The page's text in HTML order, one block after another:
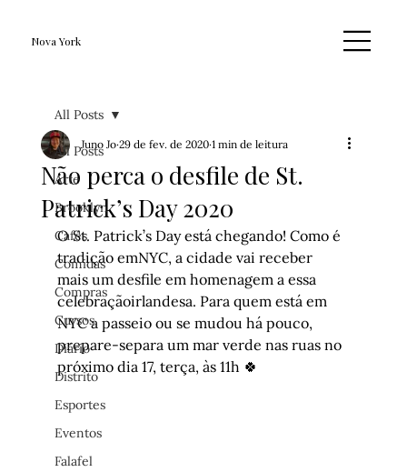
Nova York
All Posts
Arte
Brooklyn
Cafés
Comidas
Compras
Cursos
Diário
Distrito
Esportes
Eventos
Falafel
All Posts
Não perca o desfile de St.
Patrick’s Day 2020
Juno Jo 29 de fev. de 2020 1 min de leitura
O St. Patrick’s Day está chegando! Como é
tradição emNYC, a cidade vai receber
mais um desfile em homenagem a essa
celebraçãoirlandesa. Para quem está em
NYC a passeio ou se mudou há pouco,
prepare-separa um mar verde nas ruas no
próximo dia 17, terça, às 11h 🍀